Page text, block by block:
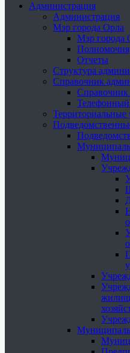
Администрация
Администрация
Мэр города Орла
Мэр города
Полномочия
Отчеты
Структура
Справочник
Справочник
Территориальные